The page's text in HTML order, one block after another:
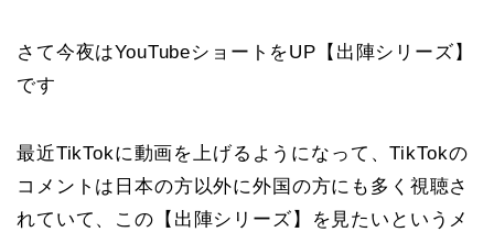
さて今夜はYouTubeショートをUP【出陣シリーズ】
です
最近TikTokに動画を上げるようになって、TikTokの
コメントは日本の方以外に外国の方にも多く視聴さ
れていて、この【出陣シリーズ】を見たいというメ